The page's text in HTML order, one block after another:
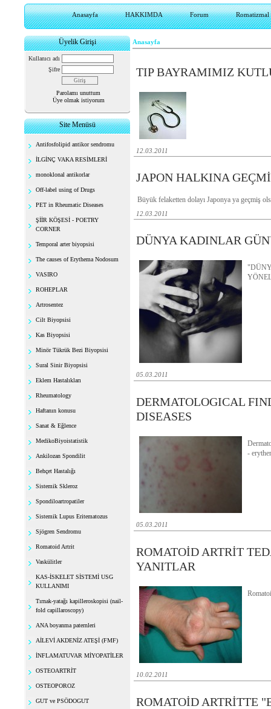
Anasayfa HAKKIMDA Forum Romatizmal
Üyelik Girişi
Kullanıcı adı
Şifre
Parolamı unuttum
Üye olmak istiyorum
Site Menüsü
Antifosfolipid antikor sendromu
İLGİNÇ VAKA RESİMLERİ
monoklonal antikorlar
Off-label using of Drugs
PET in Rheumatic Diseases
ŞİİR KÖŞESİ - POETRY
CORNER
Temporal arter biyopsisi
The causes of Erythema Nodosum
VASIRO
ROHEPLAR
Artrosentez
Cilt Biyopsisi
Kas Biyopsisi
Minör Tükrük Bezi Biyopsisi
Sural Sinir Biyopsisi
Eklem Hastalıkları
Rheumatology
Haftanın konusu
Sanat & Eğlence
MedikoBiyoistatistik
Ankilozan Spondilit
Behçet Hastalığı
Sistemik Skleroz
Spondiloartropatiler
Sistemik Lupus Eritematozus
Sjögren Sendromu
Romatoid Artrit
Vaskülitler
KAS-İSKELET SİSTEMİ USG
KULLANIMI
Tırnak-yatağı kapilleroskopisi (nail-
fold capillaroscopy)
ANA boyanma paternleri
AİLEVİ AKDENİZ ATEŞİ (FMF)
İNFLAMATUVAR MİYOPATİLER
OSTEOARTRİT
OSTEOPOROZ
GUT ve PSÖDOGUT
Anasayfa
TIP BAYRAMIMIZ
12.03.2011
JAPON HALKINA
Büyük felaketten dolayı Japonya ya geçmiş
12.03.2011
DÜNYA KADINLAR
05.03.2011
DERMATOLOGICAL
DISEASES
-
05.03.2011
ROMATOİD ARTRİT
YANITLAR
10.02.2011
ROMATOİD ARTRİTTE